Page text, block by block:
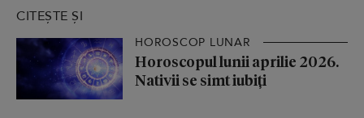
CITEȘTE ȘI
HOROSCOP LUNAR
Horoscopul lunii aprilie 2026.
Nativii se simt iubiți